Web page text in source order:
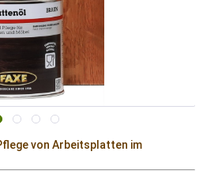
von Arbeitsplatten im